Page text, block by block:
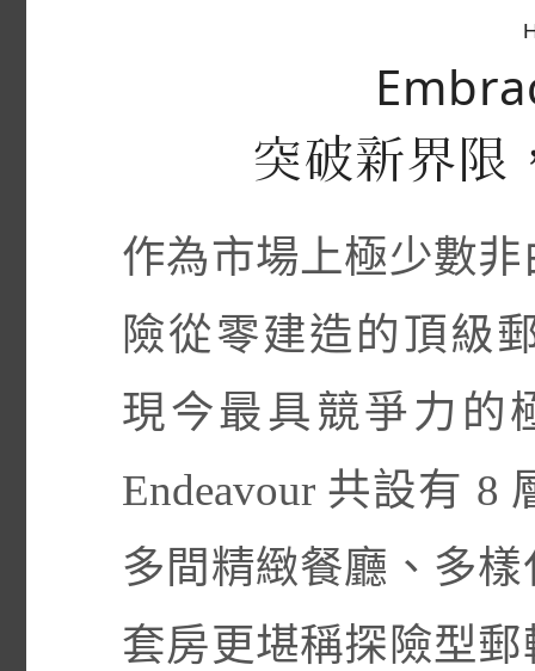
突破新界限
作為市場上極少數
險從零建造的頂級
現今最具競爭力的
Endeavour 共設有
多間精緻餐廳、多
套房更堪稱探險型